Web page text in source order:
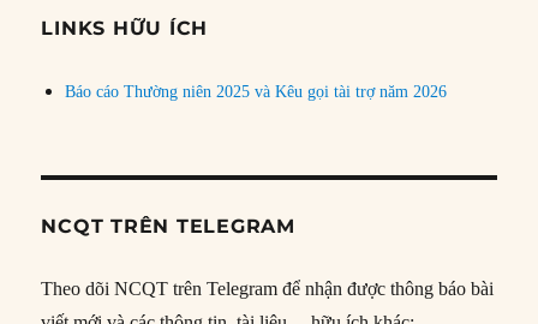
đề
LINKS HỮU ÍCH
Báo cáo Thường niên 2025 và Kêu gọi tài trợ năm 2026
NCQT TRÊN TELEGRAM
Theo dõi NCQT trên Telegram để nhận được thông báo bài